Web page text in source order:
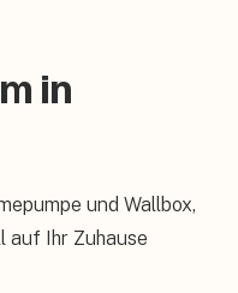
in
und Wallbox,
auf Ihr Zuhause